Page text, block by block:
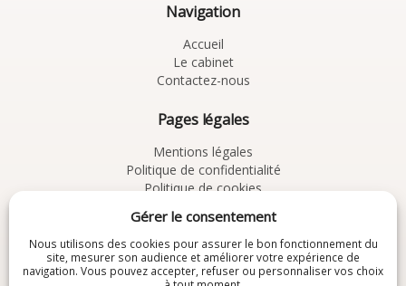
Gérer le consentement
Nous utilisons des cookies pour assurer le bon fonctionnement du
site, mesurer son audience et améliorer votre expérience de
navigation. Vous pouvez accepter, refuser ou personnaliser vos choix
Navigation
Accueil
Le cabinet
Contactez-nous
Pages légales
Mentions légales
Politique de confidentialité
Politique de cookies
À découvrir
Chemins de Résolution